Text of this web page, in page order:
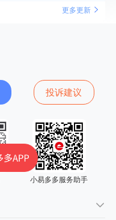
更多更新
投诉建议
小易多多服务助手